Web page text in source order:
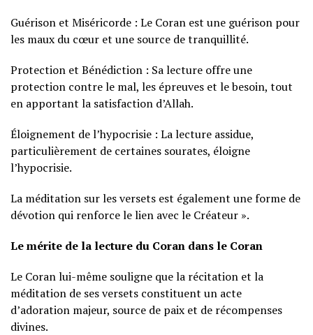
Guérison et Miséricorde : Le Coran est une guérison pour
les maux du cœur et une source de tranquillité.
Protection et Bénédiction : Sa lecture offre une
protection contre le mal, les épreuves et le besoin, tout
en apportant la satisfaction d’Allah.
Éloignement de l’hypocrisie : La lecture assidue,
particulièrement de certaines sourates, éloigne
l’hypocrisie.
La méditation sur les versets est également une forme de
dévotion qui renforce le lien avec le Créateur ».
Le mérite de la lecture du Coran dans le Coran
Le Coran lui-même souligne que la récitation et la
méditation de ses versets constituent un acte
d’adoration majeur, source de paix et de récompenses
divines.